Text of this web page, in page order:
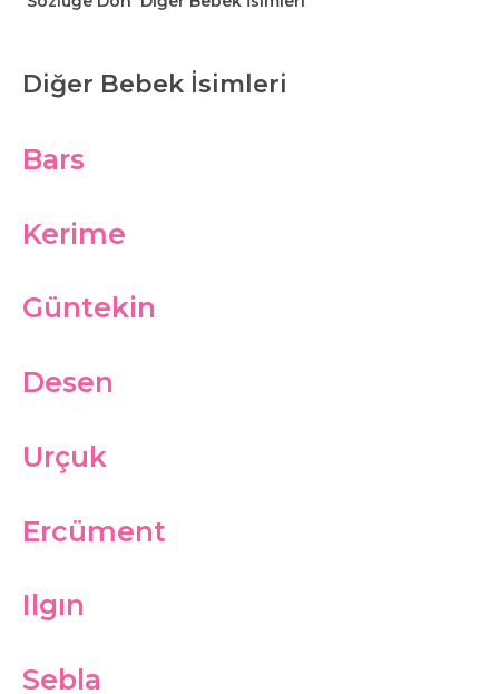
Diğer Bebek İsimleri
Bars
Kerime
Güntekin
Desen
Urçuk
Ercüment
Ilgın
Sebla